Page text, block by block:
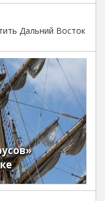
Дальний Восток